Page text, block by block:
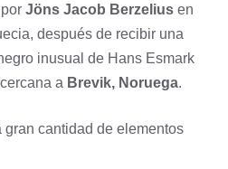
Jöns Jacob Berzelius en
después de recibir una
inusual de Hans Esmark
a Brevik, Noruega.
gran cantidad de elementos